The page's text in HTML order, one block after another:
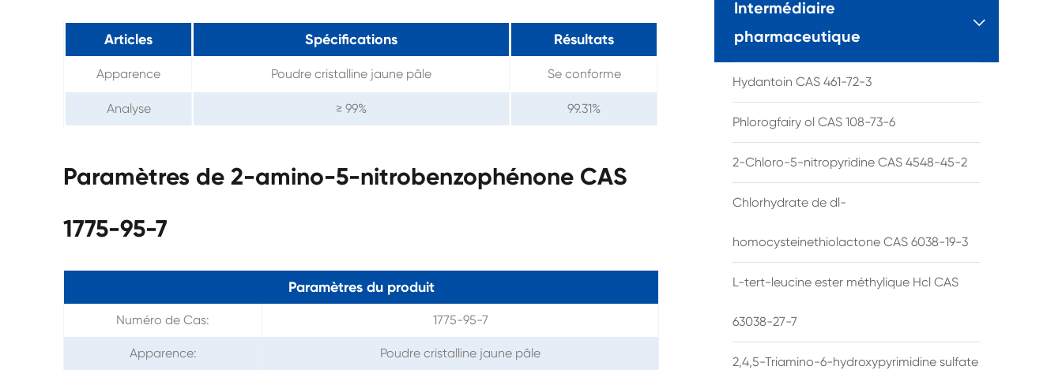
Articles Spécifications Résultats
Apparence Poudre cristalline jaune pâle Se conforme
Analyse ≥ 99% 99.31%
Paramètres de 2-amino-5-nitrobenzophénone CAS
1775-95-7
Paramètres du produit
Numéro de Cas: 1775-95-7
Apparence: Poudre cristalline jaune pâle
Intermédiaire
pharmaceutique

Hydantoin CAS 461-72-3
Phlorogfairy ol CAS 108-73-6
2-Chloro-5-nitropyridine CAS 4548-45-2
Chlorhydrate de dl-
homocysteinethiolactone CAS 6038-19-3
L-tert-leucine ester méthylique Hcl CAS
63038-27-7
2,4,5-Triamino-6-hydroxypyrimidine sulfate